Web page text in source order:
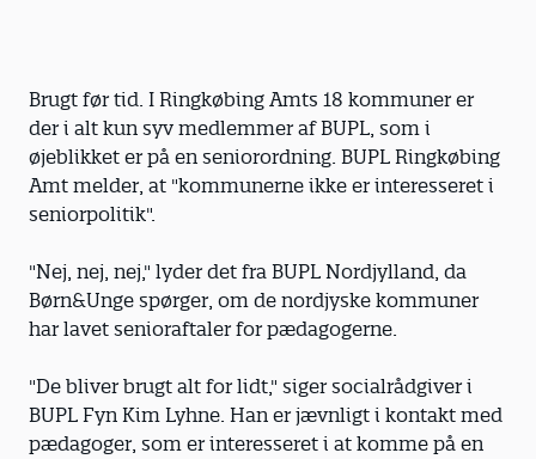
Brugt før tid. I Ringkøbing Amts 18 kommuner er
der i alt kun syv medlemmer af BUPL, som i
øjeblikket er på en seniorordning. BUPL Ringkøbing
Amt melder, at "kommunerne ikke er interesseret i
seniorpolitik".
"Nej, nej, nej," lyder det fra BUPL Nordjylland, da
Børn&Unge spørger, om de nordjyske kommuner
har lavet senioraftaler for pædagogerne.
"De bliver brugt alt for lidt," siger socialrådgiver i
BUPL Fyn Kim Lyhne. Han er jævnligt i kontakt med
pædagoger, som er interesseret i at komme på en